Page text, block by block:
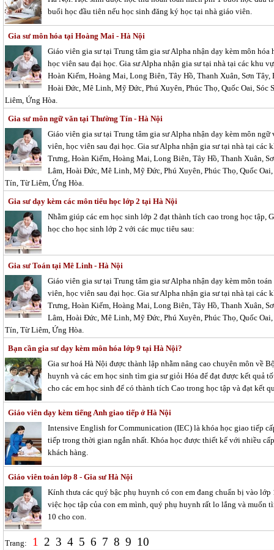
buổi học đầu tiên nếu học sinh đăng ký học tại nhà giáo viên.
Gia sư môn hóa tại Hoàng Mai - Hà Nội
Giáo viên gia sư tại Trung tâm gia sư Alpha nhận dạy kèm môn
học viên sau đại học. Gia sư Alpha nhận gia sư tại nhà tại các khu
Hoàn Kiếm, Hoàng Mai, Long Biên, Tây Hồ, Thanh Xuân, Sơn
Hoài Đức, Mê Linh, Mỹ Đức, Phú Xuyên, Phúc Thọ, Quốc Oai, Sóc
Liêm, Ứng Hòa.
Gia sư môn ngữ văn tại Thường Tín - Hà Nội
Giáo viên gia sư tại Trung tâm gia sư Alpha nhận dạy kèm môn
viên, học viên sau đại học. Gia sư Alpha nhận gia sư tại nhà tại
Trưng, Hoàn Kiếm, Hoàng Mai, Long Biên, Tây Hồ, Thanh Xuân,
Lâm, Hoài Đức, Mê Linh, Mỹ Đức, Phú Xuyên, Phúc Thọ, Quốc
Tín, Từ Liêm, Ứng Hòa.
Gia sư dạy kèm các môn tiểu học lớp 2 tại Hà Nội
Nhằm giúp các em học sinh lớp 2 đạt thành tích cao trong học tập,
học cho học sinh lớp 2 với các mục tiêu sau:
Gia sư Toán tại Mê Linh - Hà Nội
Giáo viên gia sư tại Trung tâm gia sư Alpha nhận dạy kèm môn
viên, học viên sau đại học. Gia sư Alpha nhận gia sư tại nhà tại
Trưng, Hoàn Kiếm, Hoàng Mai, Long Biên, Tây Hồ, Thanh Xuân,
Lâm, Hoài Đức, Mê Linh, Mỹ Đức, Phú Xuyên, Phúc Thọ, Quốc
Tín, Từ Liêm, Ứng Hòa.
Bạn cần gia sư dạy kèm môn hóa lớp 9 tại Hà Nội?
Gia sư hoá Hà Nội được thành lập nhằm nâng cao chuyên môn về
huynh và các em học sinh tìm gia sư giỏi Hóa để đạt được kết quả
cho các em học sinh để có thành tích Cao trong học tập và đạt kết
Giáo viên dạy kèm tiếng Anh giao tiếp ở Hà Nội
Intensive English for Communication (IEC) là khóa học giao tiếp
tiếp trong thời gian ngắn nhất. Khóa học được thiết kế với nhiều
khách hàng.
Giáo viên toán lớp 8 - Gia sư Hà Nội
Kính thưa các quý bậc phụ huynh có con em đang chuẩn bị vào
việc học tập của con em mình, quý phụ huynh rất lo lắng và muốn
10 cho con.
Trang: 1 2 3 4 5 6 7 8 9 10